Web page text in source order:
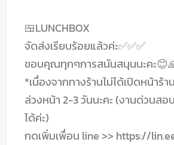
🍱LUNCHBOX
จัดส่งเรียบร้อยแล้วค่ะ✅✅✅
ขอบคุณทุกๆการสนันสนุนนะคะ
*เนื่องจากทางร้านไม่ได้เปิดหน้าร้
ล่วงหน้า 2-3 วันนะคะ (งานด่วนสอ
ได้ค่ะ)
กดเพิ่มเพื่อน line >> https://